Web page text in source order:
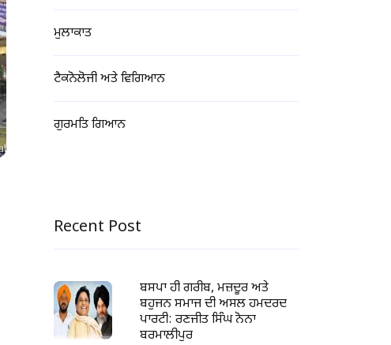
ਮੁਲਾਕਾਤ
ਟੈਕਨੋਲੋਜੀ ਅਤੇ ਵਿਗਿਆਨ
ਗੁਰਮਤਿ ਗਿਆਨ
Recent Post
ਬਸਪਾ ਹੀ ਗਰੀਬ, ਮਜ਼ਦੂਰ ਅਤੇ
ਬਹੁਜਨ ਸਮਾਜ ਦੀ ਅਸਲ ਹਮਦਰਦ
ਪਾਰਟੀ: ਰਣਜੀਤ ਸਿੰਘ ਨੋਨਾ
ਬਰਮਾਲੀਪੁਰ